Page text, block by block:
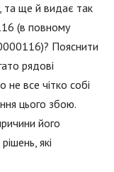
та ще й видає так
(в повному
Пояснити
рядові
все чітко собі
цього збою.
його
які